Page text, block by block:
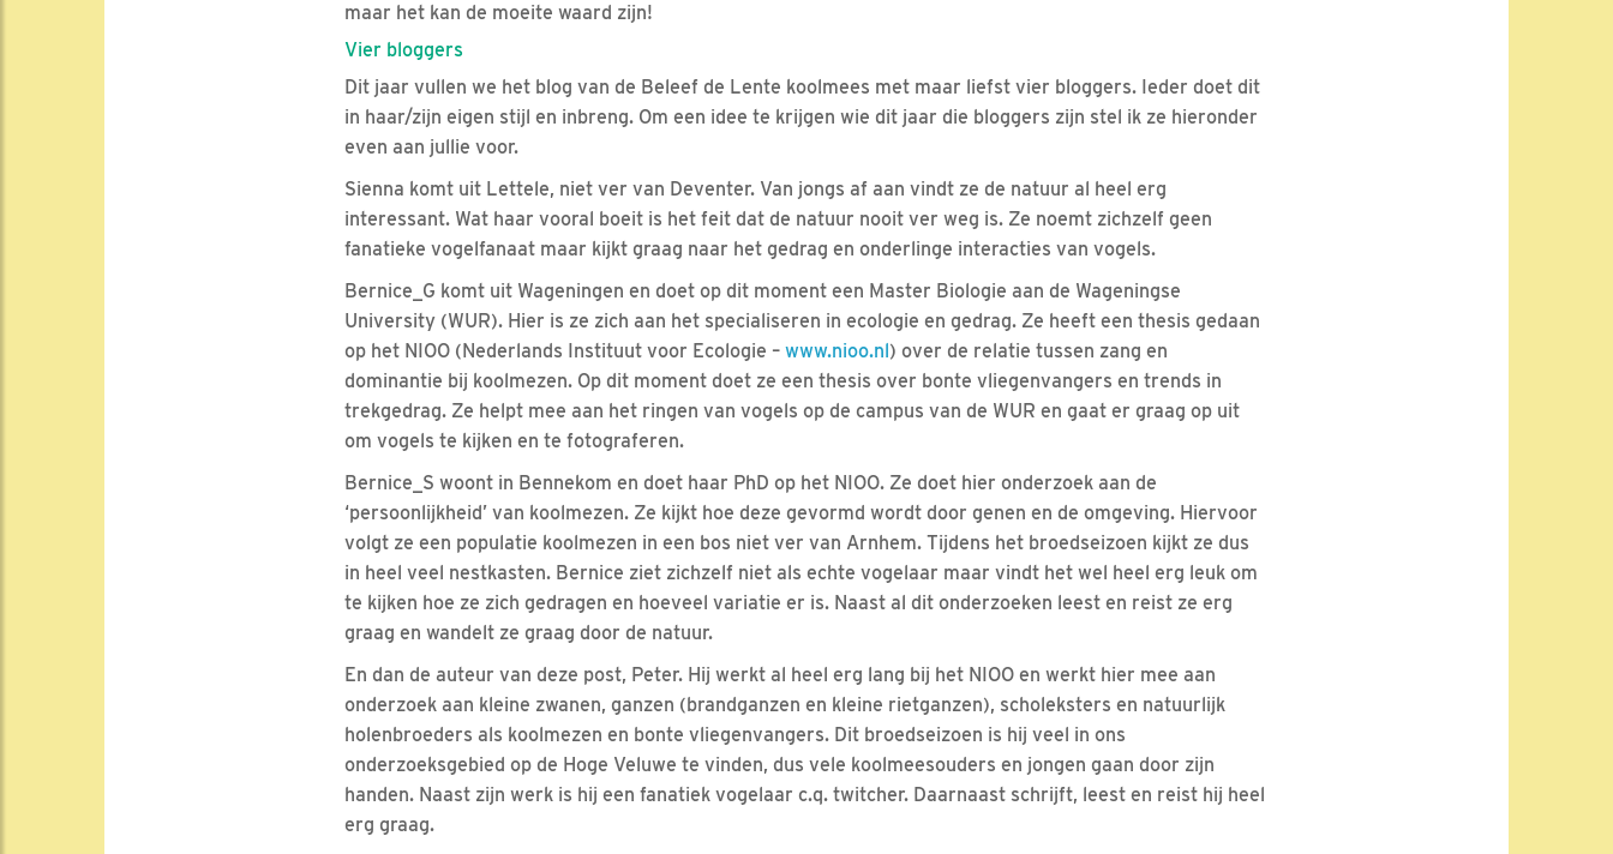
maar het kan de moeite waard zijn!
Vier bloggers
Dit jaar vullen we het blog van de Beleef de Lente koolmees met maar liefst vier bloggers. Ieder doet dit
in haar/zijn eigen stijl en inbreng. Om een idee te krijgen wie dit jaar die bloggers zijn stel ik ze hieronder
even aan jullie voor.
Sienna komt uit Lettele, niet ver van Deventer. Van jongs af aan vindt ze de natuur al heel erg
interessant. Wat haar vooral boeit is het feit dat de natuur nooit ver weg is. Ze noemt zichzelf geen
fanatieke vogelfanaat maar kijkt graag naar het gedrag en onderlinge interacties van vogels.
Bernice_G komt uit Wageningen en doet op dit moment een Master Biologie aan de Wageningse
University (WUR). Hier is ze zich aan het specialiseren in ecologie en gedrag. Ze heeft een thesis gedaan
op het NIOO (Nederlands Instituut voor Ecologie – www.nioo.nl) over de relatie tussen zang en
dominantie bij koolmezen. Op dit moment doet ze een thesis over bonte vliegenvangers en trends in
trekgedrag. Ze helpt mee aan het ringen van vogels op de campus van de WUR en gaat er graag op uit
om vogels te kijken en te fotograferen.
Bernice_S woont in Bennekom en doet haar PhD op het NIOO. Ze doet hier onderzoek aan de
‘persoonlijkheid’ van koolmezen. Ze kijkt hoe deze gevormd wordt door genen en de omgeving. Hiervoor
volgt ze een populatie koolmezen in een bos niet ver van Arnhem. Tijdens het broedseizoen kijkt ze dus
in heel veel nestkasten. Bernice ziet zichzelf niet als echte vogelaar maar vindt het wel heel erg leuk om
te kijken hoe ze zich gedragen en hoeveel variatie er is. Naast al dit onderzoeken leest en reist ze erg
graag en wandelt ze graag door de natuur.
En dan de auteur van deze post, Peter. Hij werkt al heel erg lang bij het NIOO en werkt hier mee aan
onderzoek aan kleine zwanen, ganzen (brandganzen en kleine rietganzen), scholeksters en natuurlijk
holenbroeders als koolmezen en bonte vliegenvangers. Dit broedseizoen is hij veel in ons
onderzoeksgebied op de Hoge Veluwe te vinden, dus vele koolmeesouders en jongen gaan door zijn
handen. Naast zijn werk is hij een fanatiek vogelaar c.q. twitcher. Daarnaast schrijft, leest en reist hij heel
erg graag.